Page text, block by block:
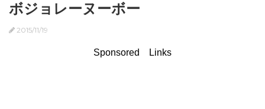
ボジョレーヌーボー
2015/11/19
Sponsored Links